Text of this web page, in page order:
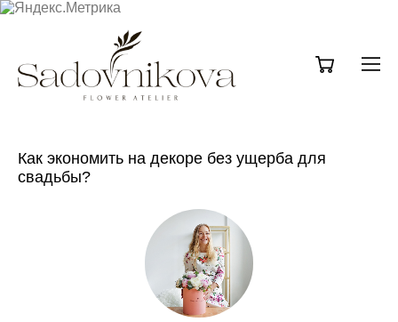
Как экономить на декоре без ущерба для
свадьбы?